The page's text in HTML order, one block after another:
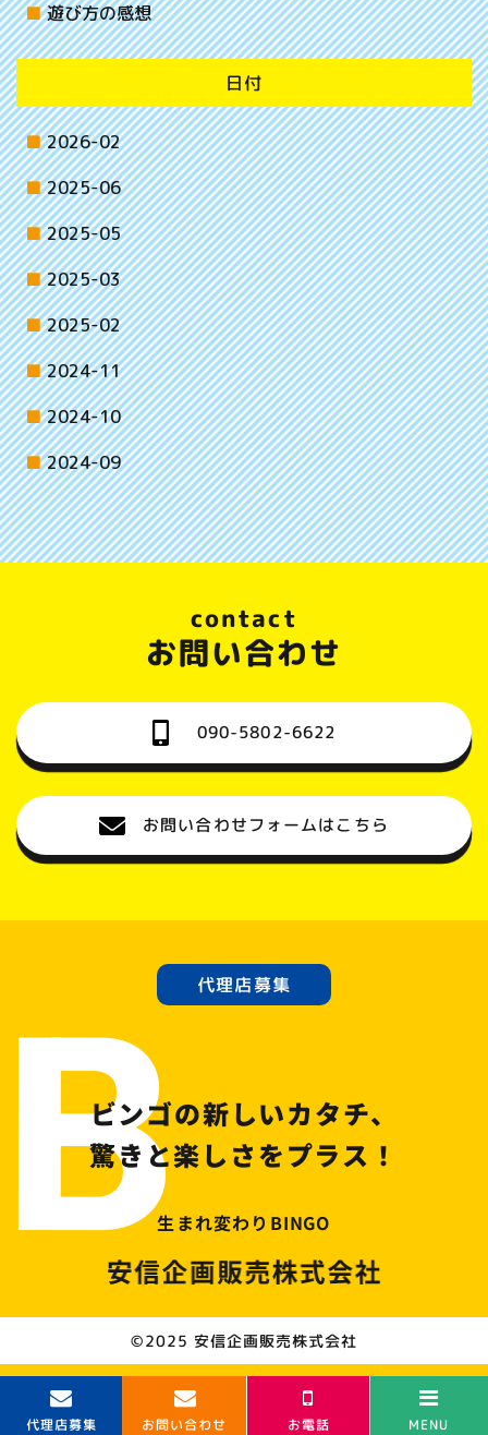
遊び方の感想
日付
2026-02
2025-06
2025-05
2025-03
2025-02
2024-11
2024-10
2024-09
contact
お問い合わせ
090-5802-6622
お問い合わせフォームはこちら
代理店募集
ビンゴの新しいカタチ、
驚きと楽しさをプラス！
生まれ変わりBINGO
B
©2025 安信企画販売株式会社
代理店募集 お問い合わせ お電話 MENU